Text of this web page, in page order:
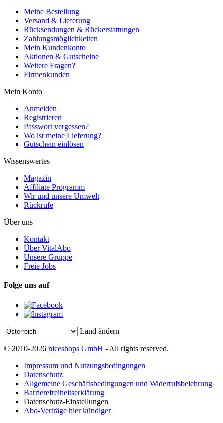
Meine Bestellung
Versand & Lieferung
Rücksendungen & Rückerstattungen
Zahlungsmöglichkeiten
Mein Kundenkonto
Aktionen & Gutscheine
Weitere Fragen?
Firmenkunden
Mein Konto
Anmelden
Registrieren
Passwort vergessen?
Wo ist meine Lieferung?
Gutschein einlösen
Wissenswertes
Magazin
Affiliate Programm
Wir und unsere Umwelt
Rückrufe
Über uns
Kontakt
Über VitalAbo
Unsere Gruppe
Freie Jobs
Folge uns auf
Land ändern
© 2010-2026 niceshops GmbH - All rights reserved.
Impressum und Nutzungsbedingungen
Datenschutz
Allgemeine Geschäftsbedingungen und Widerrufsbelehrung
Barrierefreiheitserklärung
Datenschutz-Einstellungen
Abo-Verträge hier kündigen